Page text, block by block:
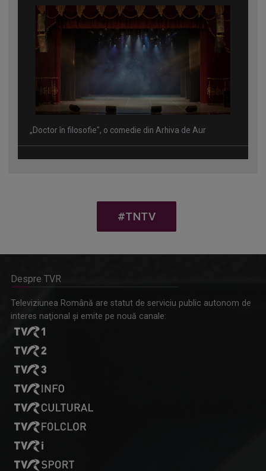
„Doctor în filosofie", o comedie din Arhiva de Aur
Omagiu adus regizorului Timotei Ursu, la TVR Cultural,
#TNTV
Televiziunea Română are statut de serviciu public autonom de
interes naţional şi emite pe nouă canale: